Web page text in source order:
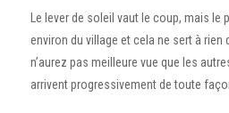
Le lever de soleil vaut le coup, mais le
environ du village et cela ne sert à rien
n’aurez pas meilleure vue que les
arrivent progressivement de toute